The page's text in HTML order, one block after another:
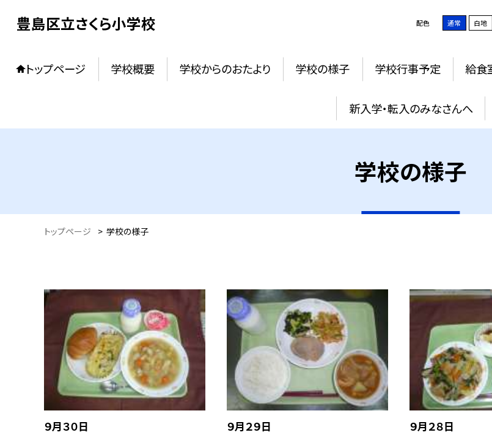
豊島区立さくら小学校 配色 通常 白地
トップページ 学校概要 学校からのおたより 学校の様子 学校行事予定 給食
新入学・転入のみなさんへ
学校の様子
トップページ > 学校の様子
９月３０日 ９月２９日 ９月２８日